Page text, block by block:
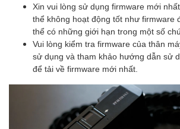
Xin vui lòng sử dụng firmware mới
thể không hoạt động tốt như firmware
thể có những giới hạn trong một số
Vui lòng kiểm tra firmware của thân
sử dụng và tham khảo hướng dẫn sử
để tải về firmware mới nhất.